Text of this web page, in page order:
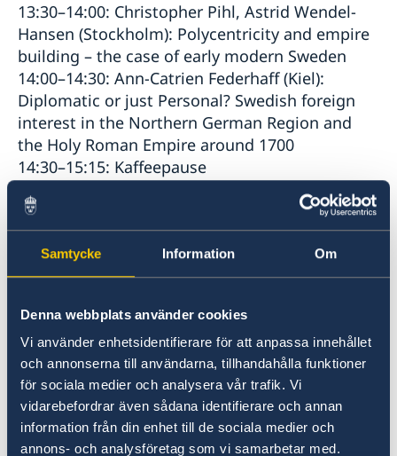
Samtycke Information Om
Denna webbplats använder cookies
Vi använder enhetsidentifierare för att anpassa innehållet
och annonserna till användarna, tillhandahålla funktioner
för sociala medier och analysera vår trafik. Vi
vidarebefordrar även sådana identifierare och annan
information från din enhet till de sociala medier och
annons- och analysföretag som vi samarbetar med.
13:30–14:00: Christopher Pihl, Astrid Wendel-
Hansen (Stockholm): Polycentricity and empire
building – the case of early modern Sweden
14:00–14:30: Ann-Catrien Federhaff (Kiel):
Diplomatic or just Personal? Swedish foreign
interest in the Northern German Region and
the Holy Roman Empire around 1700
14:30–15:15: Kaffeepause
15:15–15:45: Martin Almbjär (Umeå): The Age of
Liberty Riksdag and Sweden’s German
Possessions
15:45–16:15: Nils Ahlberg (Stockholm): Town-
planning in the 16th and 17th Centuries:
16:15–17:00: Beate-Christine Fiedler and Lukas
Weichert (Stade): Die Städte in Bremen-Verden
in der Schwedenzeit 1648–1719
18:30–19:30: Dorothée Goetze (Sundsvall): Die
Städte als Teil des schwedischen
Herrschaftsbereiches und als Teil des Heiligen